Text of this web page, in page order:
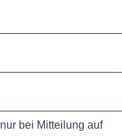
bei Mitteilung auf